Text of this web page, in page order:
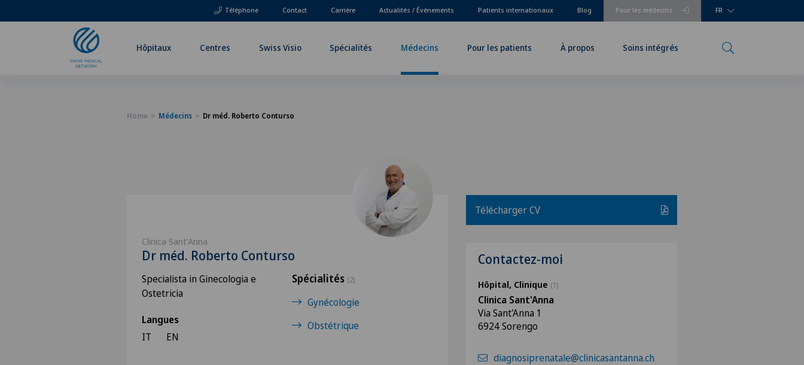
Téléphone Pour les médecins
Contact Carrière Actualités / Événements Patients internationaux Blog FR
Hôpitaux Centres Swiss Visio Spécialités Médecins Pour les patients À propos Soins intégrés
Home Médecins Dr méd. Roberto Conturso
Clinica Sant'Anna
Dr méd. Roberto Conturso
Specialista in Ginecologia e
Ostetricia
Langues
IT
EN
Spécialités (2)
Gynécologie
Obstétrique
Télécharger CV
Contactez-moi
Hôpital, Clinique (1)
Clinica Sant'Anna
Via Sant'Anna 1
6924 Sorengo
diagnosiprenatale@clinicasantanna.ch